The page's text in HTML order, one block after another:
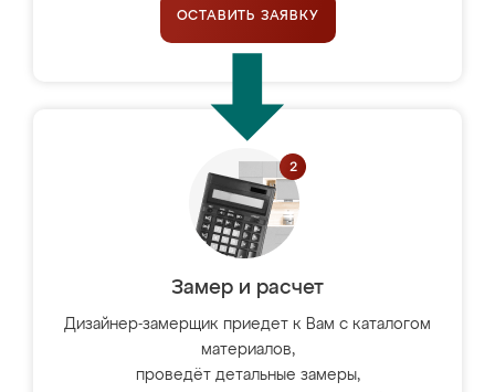
ОСТАВИТЬ ЗАЯВКУ
Замер и расчет
Дизайнер-замерщик приедет к Вам с каталогом
материалов,
проведёт детальные замеры,